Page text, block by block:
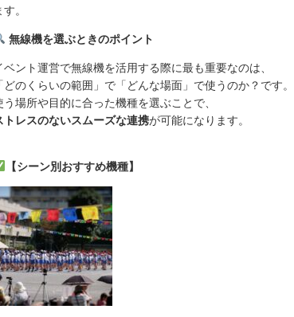
す。
無線機を選ぶときのポイント
ベント運営で無線機を活用する際に最も重要なのは、
どのくらいの範囲」で「どんな場面」で使うのか？です。
う場所や目的に合った機種を選ぶことで、
トレスのないスムーズな連携が可能になります。
【シーン別おすすめ機種】